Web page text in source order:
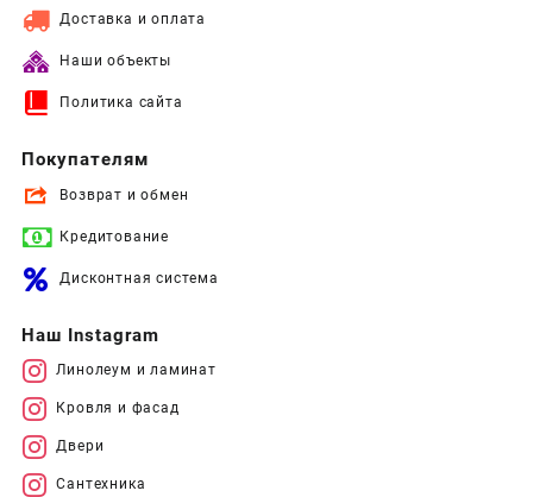
Доставка и оплата
Наши объекты
Политика сайта
Покупателям
Возврат и обмен
Кредитование
Дисконтная система
Наш Instagram
Линолеум и ламинат
Кровля и фасад
Двери
Сантехника